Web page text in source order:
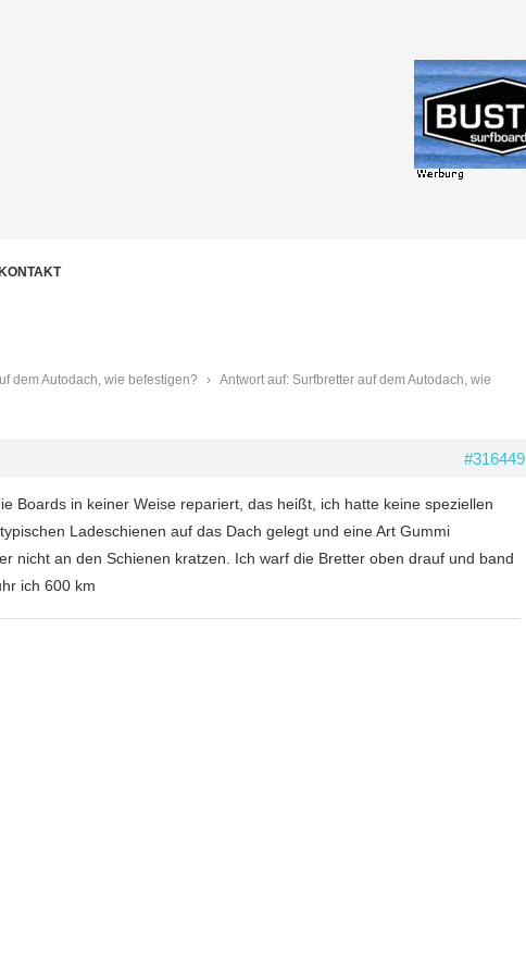
KONTAKT
dem Autodach, wie befestigen? › Antwort auf: Surfbretter auf dem Autodach, wie
#316449
Boards in keiner Weise repariert, das heißt, ich hatte keine speziellen
Ladeschienen auf das Dach gelegt und eine Art Gummi
nicht an den Schienen kratzen. Ich warf die Bretter oben drauf und band
ich 600 km